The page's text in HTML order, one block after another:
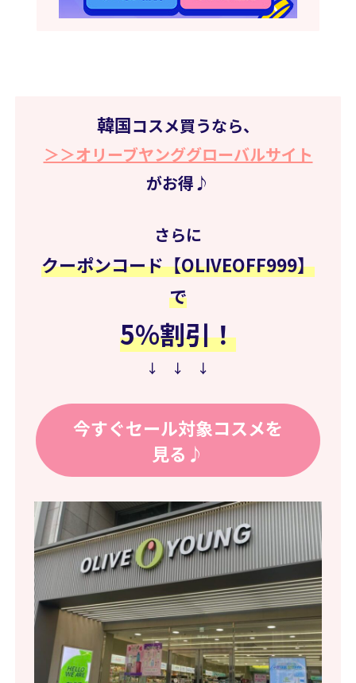
韓国コスメ買うなら、
＞＞オリーブヤンググローバルサイト
がお得♪
さらに
クーポンコード【OLIVEOFF999】
で
5%割引！
↓ ↓ ↓
今すぐセール対象コスメを
見る♪